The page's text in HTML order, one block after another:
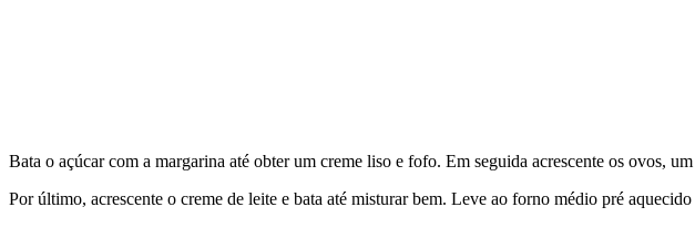
Bata o açúcar com a margarina até obter um creme liso e fofo. Em seguida acrescente os ovos,
Por último, acrescente o creme de leite e bata até misturar bem. Leve ao forno médio pré